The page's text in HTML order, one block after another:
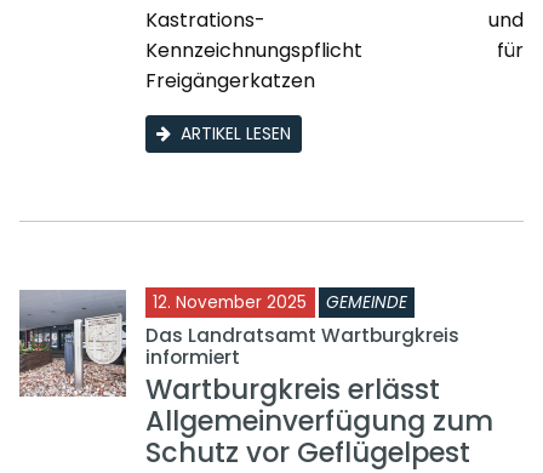
Kastrations- und
Kennzeichnungspflicht für
Freigängerkatzen
ARTIKEL LESEN
12. November 2025 GEMEINDE
Das Landratsamt Wartburgkreis
informiert
Wartburgkreis erlässt
Allgemeinverfügung zum
Schutz vor Geflügelpest